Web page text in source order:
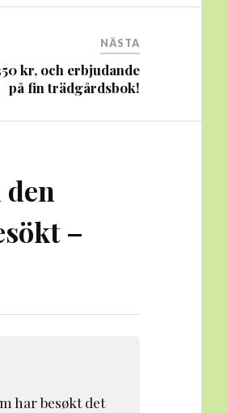
NÄSTA
kr, och erbjudande
på fin trädgårdsbok!
–
har besøkt det